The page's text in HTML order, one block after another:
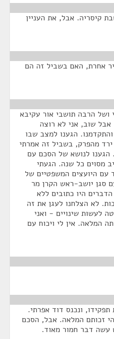
קיסריה. אבל, את העניין
אחרת, האם בשביל זה הם
ושל הרבה תושבי אור עקיבא
אבל שוב, אני לא רוצה
הגענו למצב שבו
מהפרק, בשביל זה אמרתי
הגענו לנושא של הסכם עם
מסוים כל שנה. הגעתי
עם היועצים המשפטיים של
סגן יושב-ראש הקרן מר
היו כתובים ללא
לא הצלחנו לעגן את זה
לעשות שינויים - ואני
המלאה. אין לי ויכוח עם
ונכנס דוד אפרתי.
זכותם המלאה. אבל, הסכם
דבר חמור מאוד.